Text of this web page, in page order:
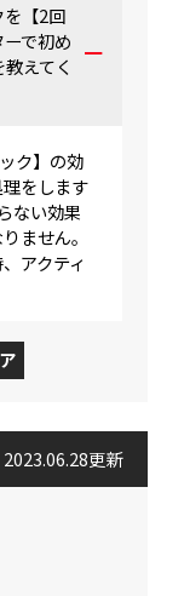
を【2回
で初め
えてく
ク】の効
をします
ない効果
ません。
アクティ
2023.06.28更新